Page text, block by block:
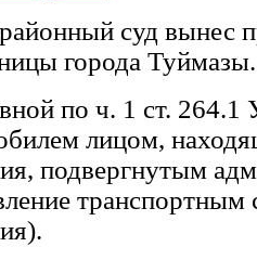
суд вынес
города Туймазы.
по ч. 1 ст.
лицом,
подвергнутым
транспортным